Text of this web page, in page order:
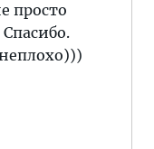
просто